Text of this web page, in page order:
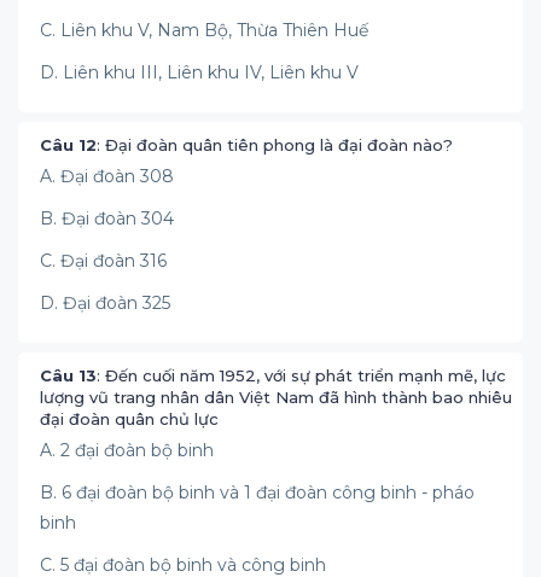
C. Liên khu V, Nam Bộ, Thừa Thiên Huế
D. Liên khu III, Liên khu IV, Liên khu V
Câu 12: Đại đoàn quân tiên phong là đại đoàn nào?
A. Đại đoàn 308
B. Đại đoàn 304
C. Đại đoàn 316
D. Đại đoàn 325
Câu 13: Đến cuối năm 1952, với sự phát triển mạnh mẽ, lực
lượng vũ trang nhân dân Việt Nam đã hình thành bao nhiêu
đại đoàn quân chủ lực
A. 2 đại đoàn bộ binh
B. 6 đại đoàn bộ binh và 1 đại đoàn công binh - pháo
binh
C. 5 đại đoàn bộ binh và công binh